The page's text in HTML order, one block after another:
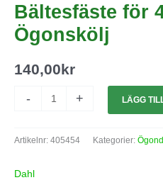
Bältesfäste för
Ögonskölj
140,00kr
- + LÄGG
Artikelnr: 405454 Kategorier:
Dahl